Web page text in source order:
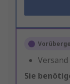
Versand
Sie